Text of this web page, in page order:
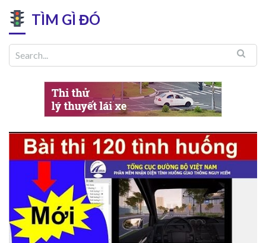
TÌM GÌ ĐÓ